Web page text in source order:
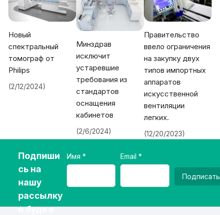
Новый
спектральный
томограф от
Philips
(2/12/2024)
Минздрав
исключит
устаревшие
требования из
стандартов
оснащения
кабинетов
(2/6/2024)
Правительство
ввело ограничения
на закупку двух
типов импортных
аппаратов
искусственной
вентиляции
легких.
(12/20/2023)
Подпиши
сь на
нашу
рассылку
и будь в
Имя Email